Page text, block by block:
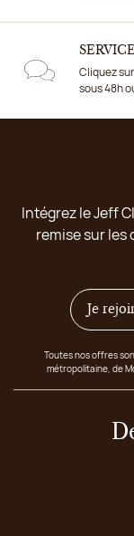
Cliquez
sous 48h
Intégrez le Jeff
remise sur les
Je
Toutes nos offres
métropolitaine, de